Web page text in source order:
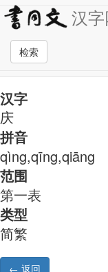
汉
检索
简繁异字
汉字
庆
拼音
qìng,qīng,qiāng
范围
第一表
类型
简繁